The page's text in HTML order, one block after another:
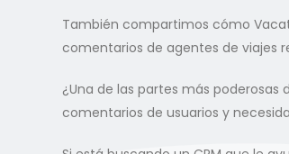
También compartimos cómo
comentarios de agentes de viajes
¿Una de las partes más
comentarios de usuarios y